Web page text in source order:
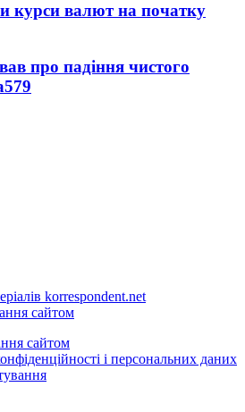
курси валют на початку
про падіння чистого
579
korrespondent.net
сайтом
сайтом
і персональних даних